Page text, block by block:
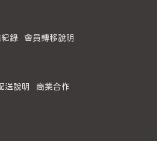
錄 會員轉移說明
送說明 商業合作